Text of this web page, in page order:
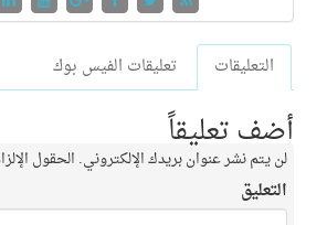
التعليقات تعليقات الفيس بوك
أضف تعليقاً
لن يتم نشر عنوان بريدك الإلكتروني. الحقول
التعليق